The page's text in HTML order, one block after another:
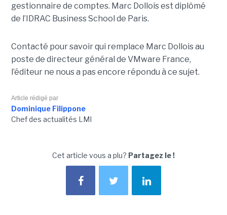
gestionnaire de comptes. Marc Dollois est diplômé
de l’IDRAC Business School de Paris.
Contacté pour savoir qui remplace Marc Dollois au
poste de directeur général de VMware France,
l’éditeur ne nous a pas encore répondu à ce sujet.
Article rédigé par
Dominique Filippone
Chef des actualités LMI
Cet article vous a plu? Partagez le !